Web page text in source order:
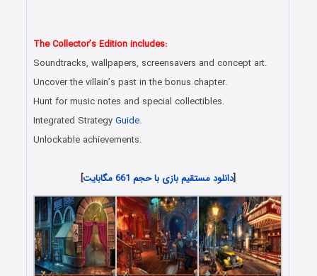
The Collector’s Edition includes:
Soundtracks, wallpapers, screensavers and concept art.
Uncover the villain’s past in the bonus chapter.
Hunt for music notes and special collectibles.
Integrated StrategyGuide.
Unlockable achievements.
[دانلود مستقیم بازی با حجم 661 مگابایت ]